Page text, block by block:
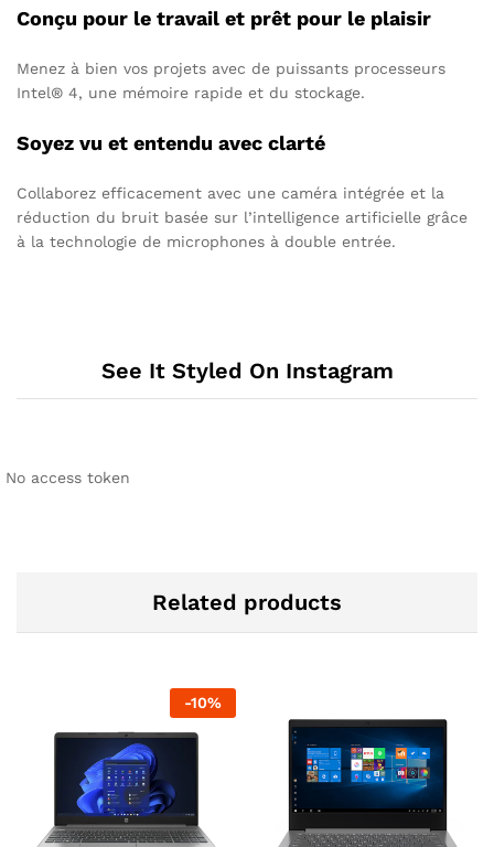
Conçu pour le travail et prêt pour le plaisir
Menez à bien vos projets avec de puissants processeurs
Intel® 4, une mémoire rapide et du stockage.
Soyez vu et entendu avec clarté
Collaborez efficacement avec une caméra intégrée et la
réduction du bruit basée sur l’intelligence artificielle grâce
à la technologie de microphones à double entrée.
See It Styled On Instagram
No access token
Related products
-10%